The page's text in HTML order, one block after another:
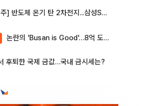
[특징주] 반도체 온기 탄 2차전지...삼성SDI, 장 초반 7% 넘게 껑충
논란의 'Busan is Good'…8억 도시브랜드, 용산 대통령실 CI 업체가 수행
후퇴한 국제 금값…국내 금시세는?